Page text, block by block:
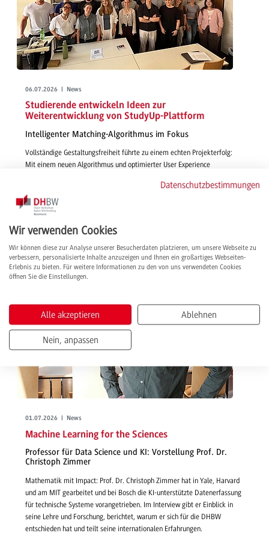
06.07.2026 | News
Studierende entwickeln Ideen zur
Weiterentwicklung von StudyUp-Plattform
Intelligenter Matching-Algorithmus im Fokus
Vollständige Gestaltungsfreiheit führte zu einem echten Projekterfolg:
Mit einem neuen Algorithmus und optimierter User Experience
smarte und passgenaue Features für die Vermittlung von Studienplätzen
über StudyUp.
weiterlesen
01.07.2026 | News
Machine Learning for the Sciences
Professor für Data Science und KI: Vorstellung Prof. Dr.
Christoph Zimmer
Mathematik mit Impact: Prof. Dr. Christoph Zimmer hat in Yale, Harvard
und am MIT gearbeitet und bei Bosch die KI-unterstützte Datenerfassung
für technische Systeme vorangetrieben. Im Interview gibt er Einblick in
seine Lehre und Forschung, berichtet, warum er sich für die DHBW
entschieden hat und teilt seine internationalen Erfahrungen.
Datenschutzbestimmungen
Wir verwenden Cookies
Wir können diese zur Analyse unserer Besucherdaten platzieren, um unsere Webseite zu
verbessern, personalisierte Inhalte anzuzeigen und Ihnen ein großartiges Webseiten-
Erlebnis zu bieten. Für weitere Informationen zu den von uns verwendeten Cookies
öffnen Sie die Einstellungen.
Alle akzeptieren Ablehnen
Nein, anpassen